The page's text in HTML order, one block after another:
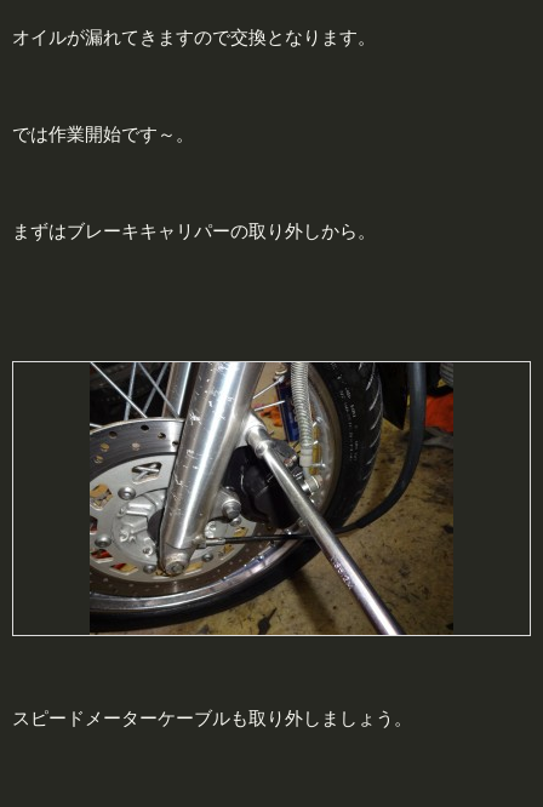
オイルが漏れてきますので交換となります。
では作業開始です～。
まずはブレーキキャリパーの取り外しから。
スピードメーターケーブルも取り外しましょう。